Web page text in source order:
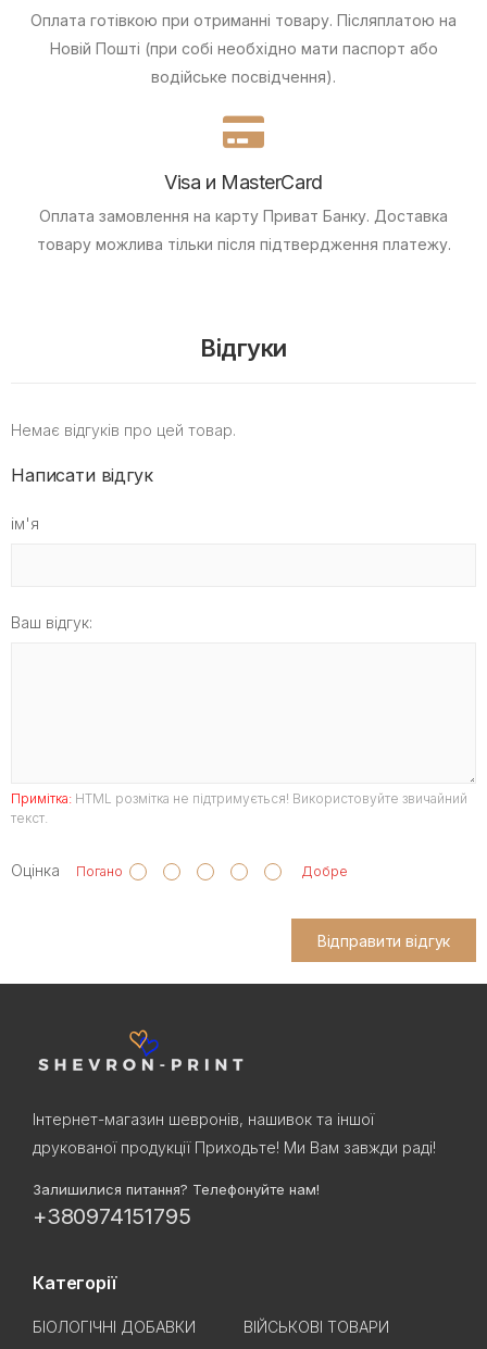
Оплата готівкою при отриманні товару. Післяплатою на
Новій Пошті (при собі необхідно мати паспорт або
водійське посвідчення).
Visa и MasterCard
Оплата замовлення на карту Приват Банку. Доставка
товару можлива тільки після підтвердження платежу.
Відгуки
Немає відгуків про цей товар.
Написати відгук
ім'я
Ваш відгук:
Примітка: HTML розмітка не підтримується! Використовуйте звичайний
текст.
Оцінка Погано Добре
Відправити відгук
Інтернет-магазин шевронів, нашивок та іншої
друкованої продукції Приходьте! Ми Вам завжди раді!
Залишилися питання? Телефонуйте нам!
+380974151795
Категорії
БІОЛОГІЧНІ ДОБАВКИ
ВІЙСЬКОВІ ТОВАРИ